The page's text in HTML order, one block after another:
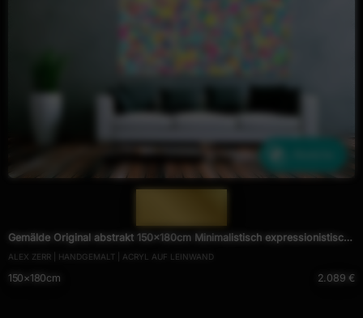
Gemälde Original abstrakt 150x180cm Minimalistisch expressionistisch
handgemalt Mischtechnik bunt weiß hellgrün Einzelstück
ALEX ZERR | HANDGEMALT | ACRYL AUF LEINWAND
150×180cm 2.089 €